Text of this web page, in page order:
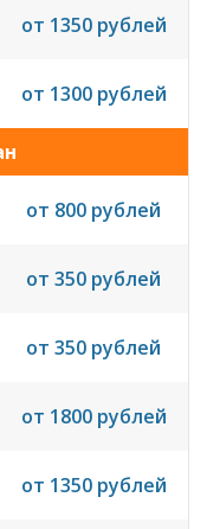
от 1350 рублей
от 1300 рублей
от 800 рублей
от 350 рублей
от 350 рублей
от 1800 рублей
от 1350 рублей